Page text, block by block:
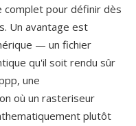
complet pour définir dès
Un avantage est
— un fichier
qu'il soit rendu sûr
une
où un rasteriseur
plutôt